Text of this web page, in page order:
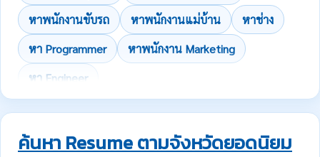
หาพนักงานขับรถ
หาพนักงานแม่บ้าน
หาช่าง
หา Programmer
หาพนักงาน Marketing
หา Engineer
ค้นหา Resume ตามจังหวัดยอดนิยม